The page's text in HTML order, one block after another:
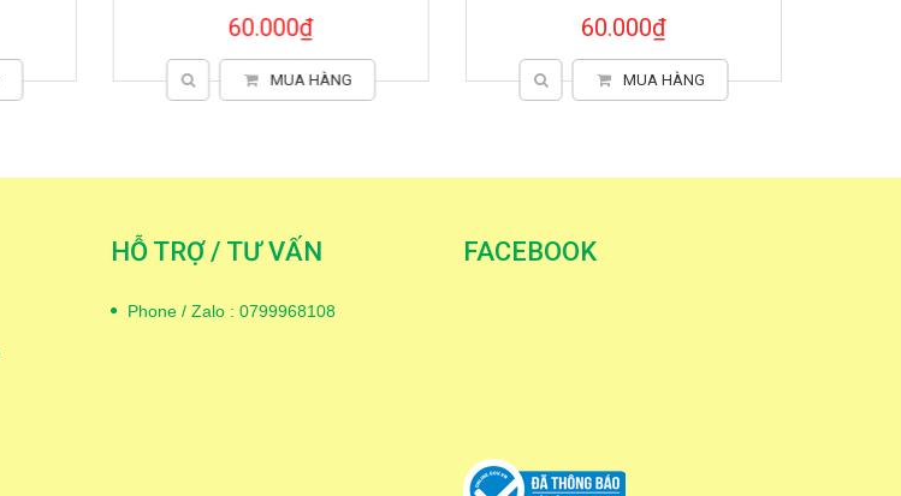
60.000₫
MUA HÀNG
60.000₫
MUA HÀNG
HỖ TRỢ / TƯ VẤN
Phone / Zalo : 0799968108
FACEBOOK